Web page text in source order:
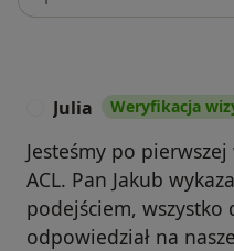
Julia Weryfikacja
Jesteśmy po
ACL. Pan Jakub
podejściem, wszystko
odpowiedział na